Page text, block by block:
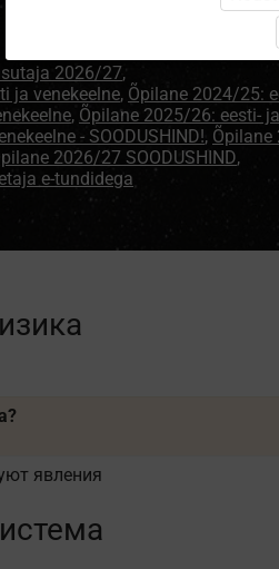
2026/27,
ja venekeelne, Õpilane 2024/25:
, Õpilane 2025/26: eesti-
- SOODUSHIND!,
2026/27 SOODUSHIND,
e-tundidega
явления